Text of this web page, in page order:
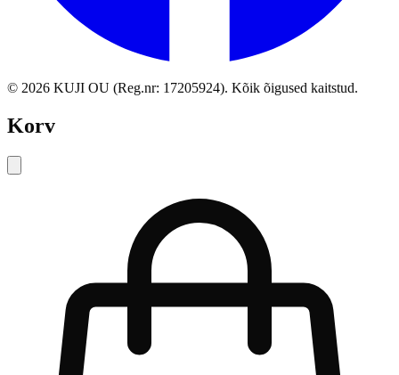
© 2026 KUJI OU (Reg.nr: 17205924). Kõik õigused kaitstud.
Korv